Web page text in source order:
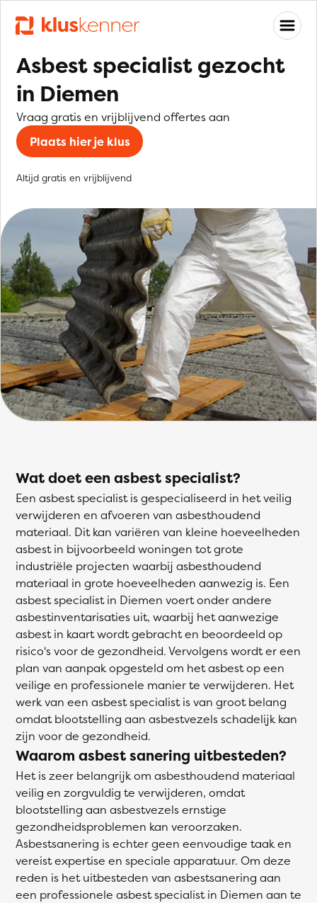
Asbest specialist gezocht
in Diemen
Vraag gratis en vrijblijvend offertes aan
Plaats hier je klus
Altijd gratis en vrijblijvend
Wat doet een asbest specialist?
Een asbest specialist is gespecialiseerd in het veilig
verwijderen en afvoeren van asbesthoudend
materiaal. Dit kan variëren van kleine hoeveelheden
asbest in bijvoorbeeld woningen tot grote
industriële projecten waarbij asbesthoudend
materiaal in grote hoeveelheden aanwezig is. Een
asbest specialist in Diemen voert onder andere
asbestinventarisaties uit, waarbij het aanwezige
asbest in kaart wordt gebracht en beoordeeld op
risico's voor de gezondheid. Vervolgens wordt er een
plan van aanpak opgesteld om het asbest op een
veilige en professionele manier te verwijderen. Het
werk van een asbest specialist is van groot belang
omdat blootstelling aan asbestvezels schadelijk kan
zijn voor de gezondheid.
Waarom asbest sanering uitbesteden?
Het is zeer belangrijk om asbesthoudend materiaal
veilig en zorgvuldig te verwijderen, omdat
blootstelling aan asbestvezels ernstige
gezondheidsproblemen kan veroorzaken.
Asbestsanering is echter geen eenvoudige taak en
vereist expertise en speciale apparatuur. Om deze
reden is het uitbesteden van asbestsanering aan
een professionele asbest specialist in Diemen aan te